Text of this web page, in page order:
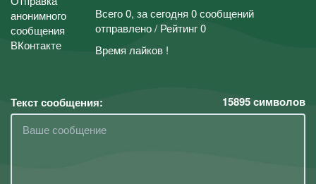
Всего 0, за сегодня 0 сообщений
отправлено / Рейтинг 0
Время лайков !
Текст сообщения: 15895символов